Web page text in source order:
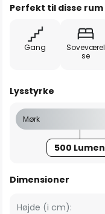
Perfekt til disse rum
Gang
Soveværel
se
Lysstyrke
Mørk
500 Lumen
Dimensioner
Højde (i cm):